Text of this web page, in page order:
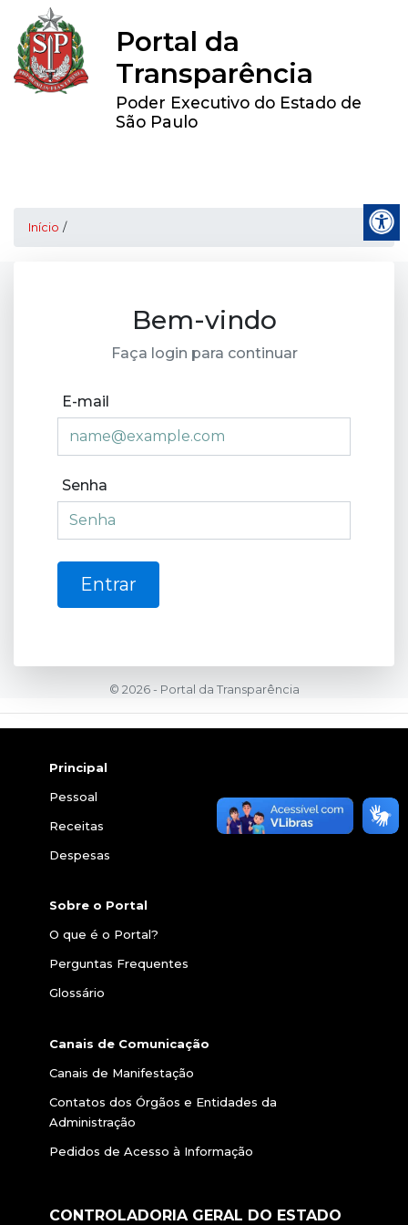
Portal da
Transparência
Poder Executivo do Estado de
São Paulo
Início /
Bem-vindo
Faça login para continuar
E-mail
Senha
Entrar
© 2026 - Portal da Transparência
Principal
Pessoal
Receitas
Despesas
Sobre o Portal
O que é o Portal?
Perguntas Frequentes
Glossário
Canais de Comunicação
Canais de Manifestação
Contatos dos Órgãos e Entidades da
Administração
Pedidos de Acesso à Informação
CONTROLADORIA GERAL DO ESTADO